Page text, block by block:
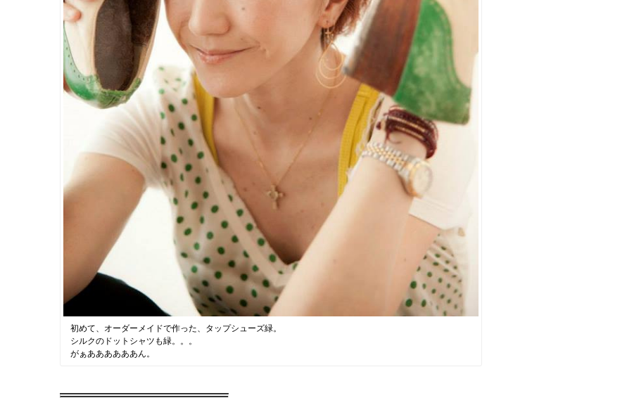
初めて、オーダーメイドで作った、タップシューズ緑。
シルクのドットシャツも緑。。。
がぁああああああん。